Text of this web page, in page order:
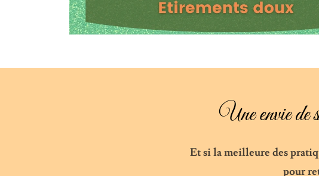
Une envie de
Et si la meilleure des
pour